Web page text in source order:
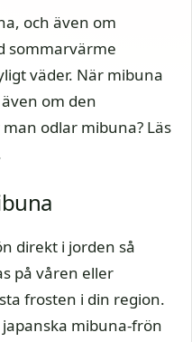
och även om
sommarvärme
väder. När mibuna
om den
odlar mibuna? Läs
direkt i jorden så
på våren eller
frosten i din region.
mibuna-frön